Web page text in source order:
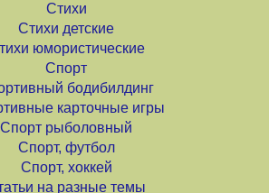
Стихи
Стихи детские
юмористические
Спорт
бодибилдинг
карточные игры
Спорт рыболовный
Спорт, футбол
Спорт, хоккей
на разные темы